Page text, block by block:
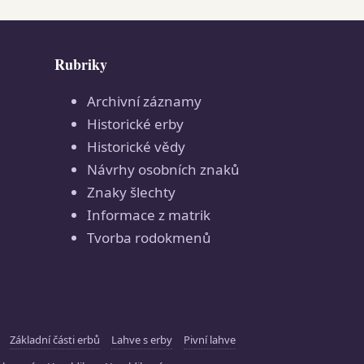
Rubriky
Archivní záznamy
Historické erby
Historické vědy
Návrhy osobních znaků
Znaky šlechty
Informace z matrik
Tvorba rodokmenů
Základní části erbů Lahve s erby
Pivní lahve